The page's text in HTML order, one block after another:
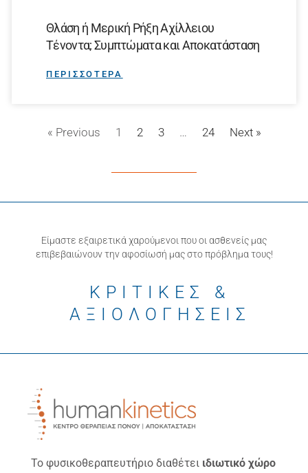
Θλάση ή Μερική Ρήξη Αχίλλειου
Τένοντα; Συμπτώματα και Αποκατάσταση
ΠΕΡΙΣΣΟΤΕΡΑ
« Previous 1 2 3 … 24 Next »
Είμαστε εξαιρετικά χαρούμενοι που οι ασθενείς μας
επιβεβαιώνουν την αφοσίωσή μας στο πρόβλημα τους!
ΚΡΙΤΙΚΕΣ &
ΑΞΙΟΛΟΓΗΣΕΙΣ
Το φυσικοθεραπευτήριο διαθέτει ιδιωτικό χώρο